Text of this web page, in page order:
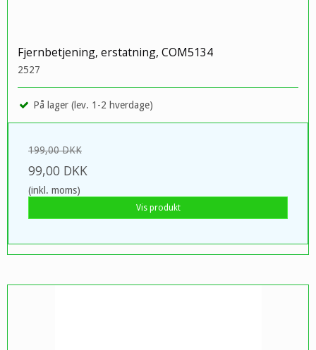
Fjernbetjening, erstatning, COM5134
2527
På lager (lev. 1-2 hverdage)
199,00 DKK
99,00 DKK
(inkl. moms)
Vis produkt